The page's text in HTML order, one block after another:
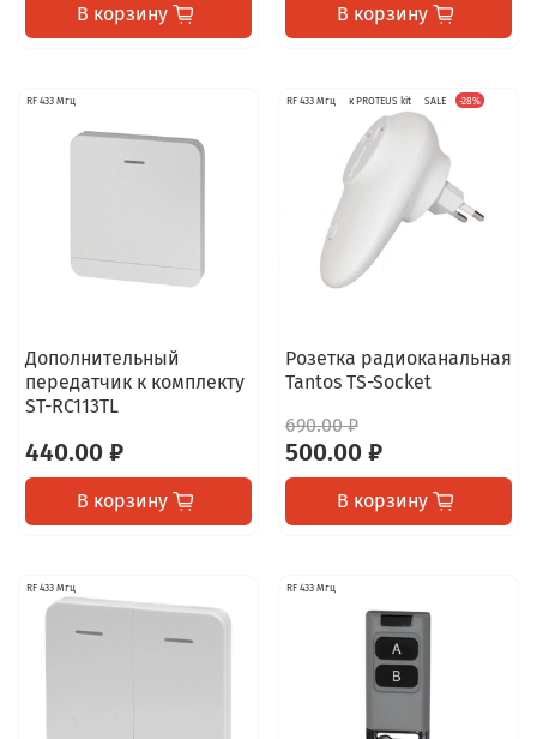
В корзину В корзину
RF 433 Мгц
Дополнительный
передатчик к комплекту
ST-RC113TL
440.00 ₽
В корзину
RF 433 Мгц к PROTEUS kit SALE -28%
Розетка радиоканальная
Tantos TS-Socket
690.00 ₽
500.00 ₽
В корзину
RF 433 Мгц RF 433 Мгц